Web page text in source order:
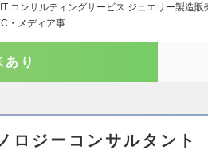
コンサルティングサービス ジュエリー製造販
・メディア事…
あり
ロジーコンサルタント